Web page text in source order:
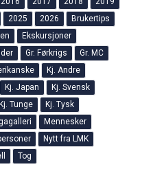
2025 2026
Brukertips
Ekskursjoner
Gr. Førkrigs
Gr. MC
Kj. Andre
Kj. Japan
Kj. Svensk
Tunge
Kj. Tysk
Mennesker
Nytt fra LMK
Tog